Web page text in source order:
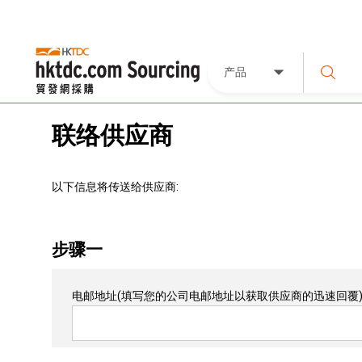
产品
联络供应商
以下信息将传送给供应商:
步骤一
电邮地址(填写您的公司电邮地址以获取供应商的迅速回覆)